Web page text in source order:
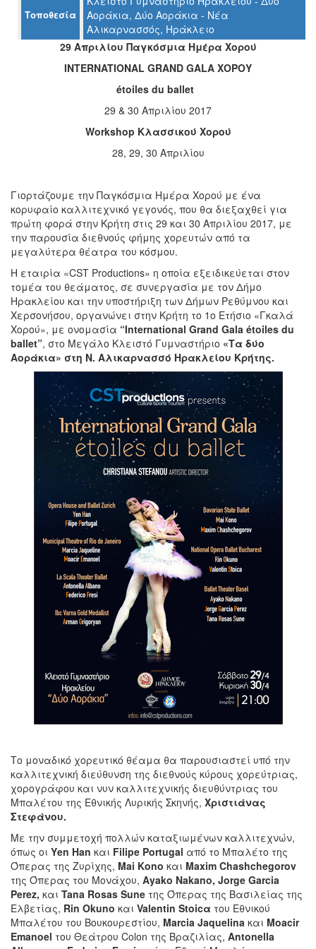
ΤΟΠΟΣ
Τοποθεσία
Αοράκια, Δύο Αοράκια - Νέα
Αλικαρνασσός, Ηράκλειο
29 Απριλίου Παγκόσμια Ημέρα Χορού
INTERNATIONAL GRAND GALA ΧΟΡΟΥ
étoiles du ballet
29 & 30 Απριλίου 2017
Workshop Κλασσικού Χορού
28, 29, 30 Απριλίου
Γιορτάζουμε την Παγκόσμια Ημέρα Χορού με ένα
κορυφαίο καλλιτεχνικό γεγονός, που θα διεξαχθεί για
πρώτη φορά στην Κρήτη στις 29 και 30 Απριλίου 2017, με
την παρουσία διεθνούς φήμης χορευτών από τα
μεγαλύτερα θέατρα του κόσμου.
Η εταιρία «CST Productions» η οποία εξειδικεύεται στον
τομέα του θεάματος, σε συνεργασία με τον Δήμο
Ηρακλείου και την υποστήριξη των Δήμων Ρεθύμνου και
Χερσονήσου, οργανώνει στην Κρήτη το 1ο Ετήσιο «Γκαλά
Χορού», με ονομασία “International Grand Gala étoiles du
ballet”, στο Μεγάλο Κλειστό Γυμναστήριο «Τα δύο
Αοράκια» στη Ν. Αλικαρνασσό Ηρακλείου Κρήτης.
Το μοναδικό χορευτικό θέαμα θα παρουσιαστεί υπό την
καλλιτεχνική διεύθυνση της διεθνούς κύρους χορεύτριας,
χορογράφου και νυν καλλιτεχνικής διευθύντριας του
Μπαλέτου της Εθνικής Λυρικής Σκηνής, Χριστιάνας
Στεφάνου.
Με την συμμετοχή πολλών καταξιωμένων καλλιτεχνών,
όπως οι Υen Han και Filipe Portugal από το Μπαλέτο της
Όπερας της Ζυρίχης, Mai Kono και Maxim Chashchegorov
της Όπερας του Μονάχου, Ayako Nakano, Jorge Garcia
Perez, και Tana Rosas Sune της Όπερας της Βασιλείας της
Ελβετίας, Rin Okuno και Valentin Stoicα του Εθνικού
Μπαλέτου του Βουκουρεστίου, Marcia Jaquelina και Moacir
Emanoel του Θεάτρου Colon της Βραζιλίας, Antonella